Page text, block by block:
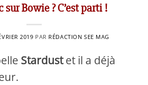
Bowie ? C’est parti !
2019 PAR RÉDACTION SEE MAG
Stardustet il a déjà